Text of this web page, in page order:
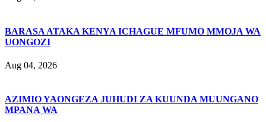
BARASA ATAKA KENYA ICHAGUE MFUMO MMOJA WA
UONGOZI
Aug 04, 2026
AZIMIO YAONGEZA JUHUDI ZA KUUNDA MUUNGANO
MPANA WA